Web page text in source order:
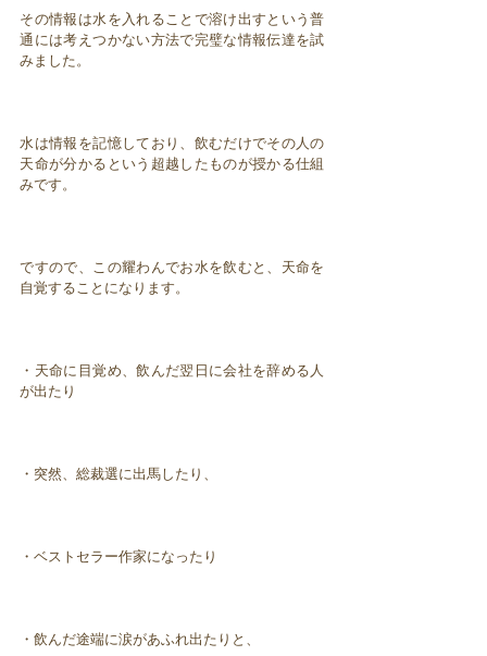
その情報は水を入れることで溶け出すという普
通には考えつかない方法で完璧な情報伝達を試
みました。
水は情報を記憶しており、飲むだけでその人の
天命が分かるという超越したものが授かる仕組
みです。
ですので、この耀わんでお水を飲むと、天命を
自覚することになります。
・天命に目覚め、飲んだ翌日に会社を辞める人
が出たり
・突然、総裁選に出馬したり、
・ベストセラー作家になったり
・飲んだ途端に涙があふれ出たりと、